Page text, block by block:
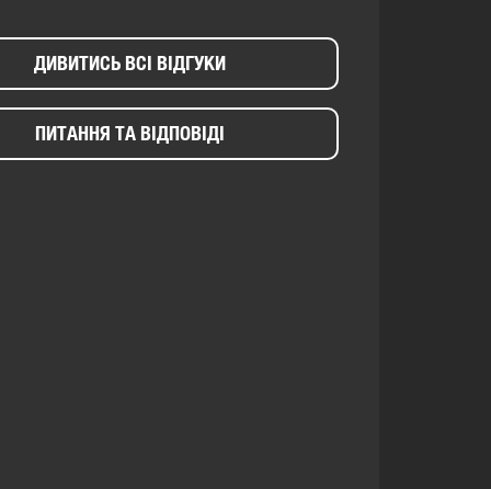
ДИВИТИСЬ ВСІ ВІДГУКИ
ПИТАННЯ ТА ВІДПОВІДІ